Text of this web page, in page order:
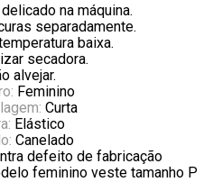
na máquina.
separadamente.
baixa.
secadora.
alvejar.
Feminino
Curta
Elástico
Canelado
defeito de fabricação
feminino veste tamanho P